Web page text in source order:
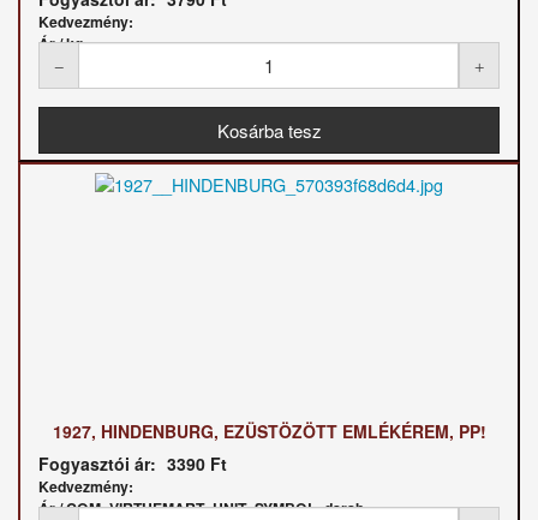
Kedvezmény:
Ár / kg:
1927, HINDENBURG, EZÜSTÖZÖTT EMLÉKÉREM, PP!
Fogyasztói ár: 3390 Ft
Kedvezmény:
Ár / COM_VIRTUEMART_UNIT_SYMBOL_darab: